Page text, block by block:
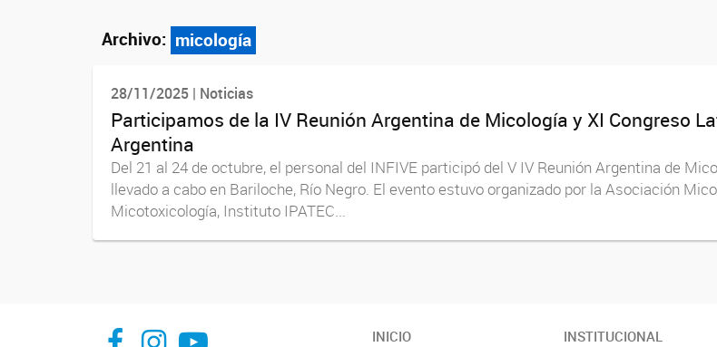
Archivo: micología
28/11/2025 | Noticias
Participamos de la IV Reunión Argentina de Micología y XI Congreso
Argentina
Del 21 al 24 de octubre, el personal del INFIVE participó del V IV Reunión Argentina de
llevado a cabo en Bariloche, Río Negro. El evento estuvo organizado por la Asociación
Micotoxicología, Instituto IPATEC...
INFIVE La Platainstitutodefisiologiavegetal
Instituto de Fisiología Vegetal, La Plata INICIO INSTITUCIONAL